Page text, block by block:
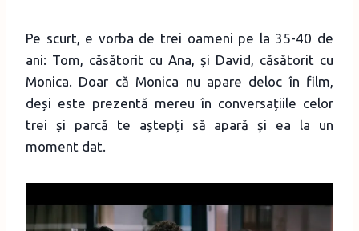
Pe scurt, e vorba de trei oameni pe la 35-40 de
ani: Tom, căsătorit cu Ana, și David, căsătorit cu
Monica. Doar că Monica nu apare deloc în film,
deși este prezentă mereu în conversațiile celor
trei și parcă te aștepți să apară și ea la un
moment dat.